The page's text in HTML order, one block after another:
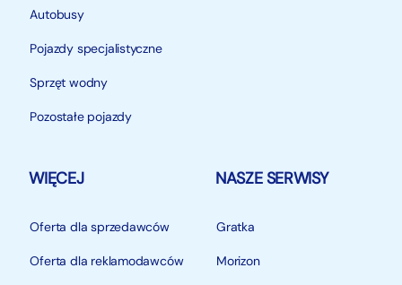
Autobusy
Pojazdy specjalistyczne
Sprzęt wodny
Pozostałe pojazdy
WIĘCEJ
Oferta dla sprzedawców
Oferta dla reklamodawców
NASZE SERWISY
Gratka
Morizon